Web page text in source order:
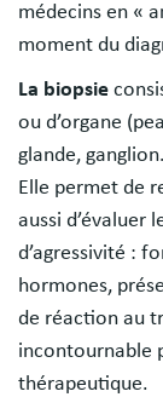
médecins en «
moment du
La biopsie
ou d’organe
glande,
Elle permet de
aussi d’évaluer
d’agressivité :
hormones,
de réaction au
incontournable
thérapeutique.